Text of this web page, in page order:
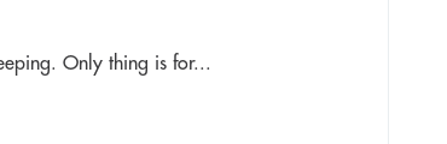
Only thing is for...